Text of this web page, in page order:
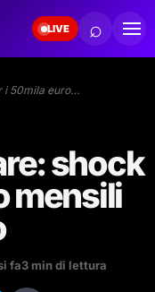
LIVE ⌕
i 50mila euro…
shock
mensili
fa3 min di lettura